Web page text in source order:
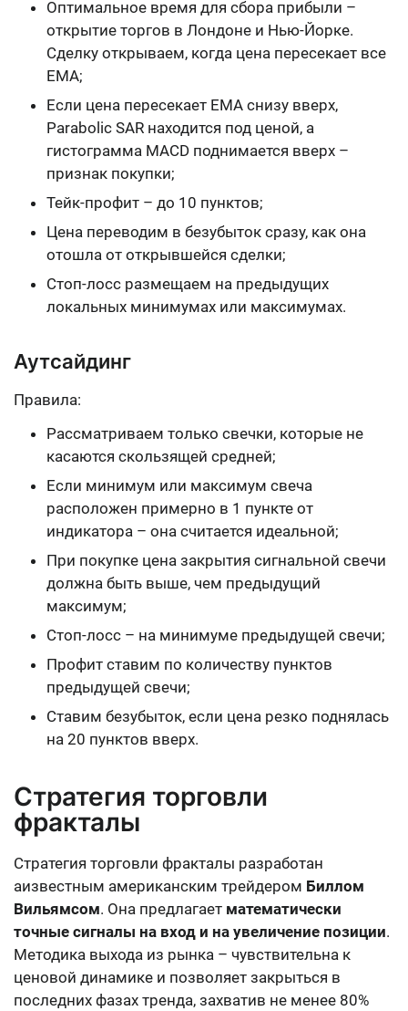
Оптимальное время для сбора прибыли –
открытие торгов в Лондоне и Нью-Йорке.
Сделку открываем, когда цена пересекает все
EMA;
Если цена пересекает EMA снизу вверх,
Parabolic SAR находится под ценой, а
гистограмма MACD поднимается вверх –
признак покупки;
Тейк-профит – до 10 пунктов;
Цена переводим в безубыток сразу, как она
отошла от открывшейся сделки;
Стоп-лосс размещаем на предыдущих
локальных минимумах или максимумах.
Аутсайдинг
Правила:
Рассматриваем только свечки, которые не
касаются скользящей средней;
Если минимум или максимум свеча
расположен примерно в 1 пункте от
индикатора – она считается идеальной;
При покупке цена закрытия сигнальной свечи
должна быть выше, чем предыдущий
максимум;
Стоп-лосс – на минимуме предыдущей свечи;
Профит ставим по количеству пунктов
предыдущей свечи;
Ставим безубыток, если цена резко поднялась
на 20 пунктов вверх.
Стратегия торговли
фракталы
Стратегия торговли фракталы разработан
аизвестным американским трейдером Биллом
Вильямсом. Она предлагает математически
точные сигналы на вход и на увеличение позиции.
Методика выхода из рынка – чувствительна к
ценовой динамике и позволяет закрыться в
последних фазах тренда, захватив не менее 80%